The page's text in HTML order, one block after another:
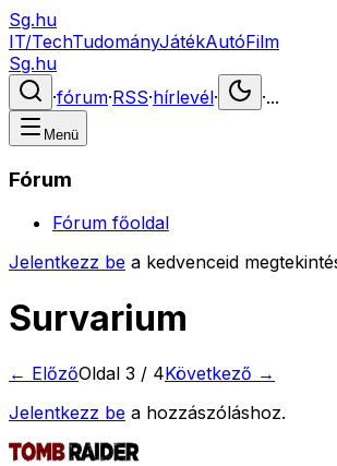
Sg.hu
IT/TechTudományJátékAutóFilm
Sg.hu
·fórum·RSS·hírlevél· ·...
Menü
Fórum
Fórum főoldal
Jelentkezz be a kedvenceid
Survarium
← ElőzőOldal 3 / 4Következő →
Jelentkezz be a hozzászóláshoz.